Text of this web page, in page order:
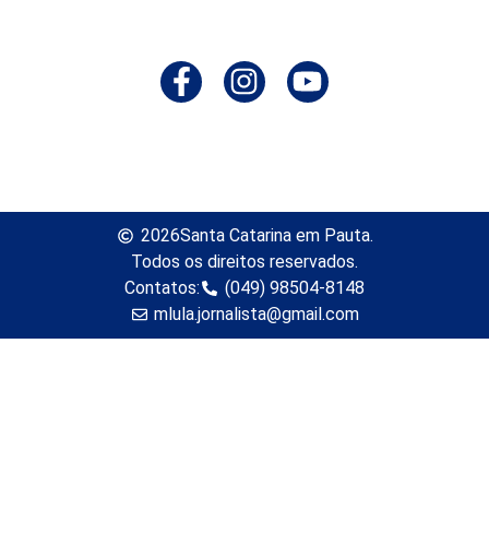
2026Santa Catarina em Pauta.
Todos os direitos reservados.
Contatos:
(049) 98504-8148
mlula.jornalista@gmail.com